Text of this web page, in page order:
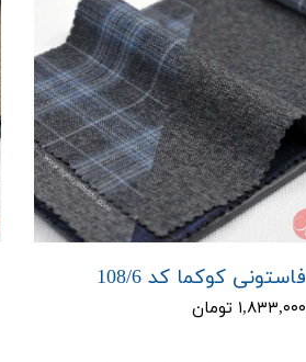
فاستونی کوکما کد 108/6
۱,۸۳۳,۰۰۰ تومان